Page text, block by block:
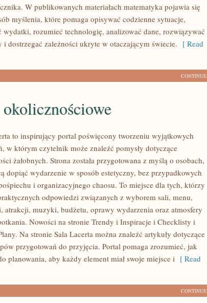
W publikowanych materiałach matematyka pojawia się
myślenia, które pomaga opisywać codzienne sytuacje,
wydatki, rozumieć technologię, analizować dane, rozwiązywać
i dostrzegać zależności ukryte w otaczającym świecie. [ Read
CONTINUE
okolicznościowe
to inspirujący portal poświęcony tworzeniu wyjątkowych
w którym czytelnik może znaleźć pomysły dotyczące
żałobnych. Strona została przygotowana z myślą o osobach,
dopiąć wydarzenie w sposób estetyczny, bez przypadkowych
i organizacyjnego chaosu. To miejsce dla tych, którzy
odpowiedzi związanych z wyborem sali, menu,
atrakcji, muzyki, budżetu, oprawy wydarzenia oraz atmosfery
Nowości na stronie Trendy i Inspiracje i Checklisty i
Na stronie Sala Lacerta można znaleźć artykuły dotyczące
przygotowań do przyjęcia. Portal pomaga zrozumieć, jak
planowania, aby każdy element miał swoje miejsce i [ Read
CONTINUE